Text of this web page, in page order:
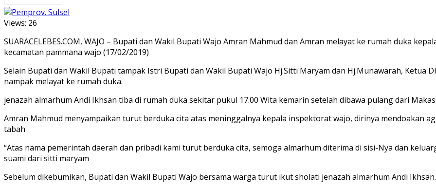
Views: 26
SUARACELEBES.COM, WAJO – Bupati dan Wakil Bupati Wajo Amran Mahmud dan Amran melayat ke rumah duka
kecamatan pammana wajo (17/02/2019)
Selain Bupati dan Wakil Bupati tampak Istri Bupati dan Wakil Bupati Wajo Hj.Sitti Maryam dan Hj.Munawarah, Ketua
nampak melayat ke rumah duka.
jenazah almarhum Andi Ikhsan tiba di rumah duka sekitar pukul 17.00 Wita kemarin sete‎lah dibawa pulang dari
Amran Mahmud menyampaikan turut berduka cita atas meninggalnya kepala inspektorat wajo, dirinya mendoakan
tabah
“Atas nama pemerintah daerah dan pribadi kami turut berduka cita, semoga almarhum diterima di sisi-Nya dan
suami dari sitti maryam
Sebelum dikebumikan, Bupati dan Wakil Bupati Wajo bersama warga turut ikut sholati jenazah almarhum Andi